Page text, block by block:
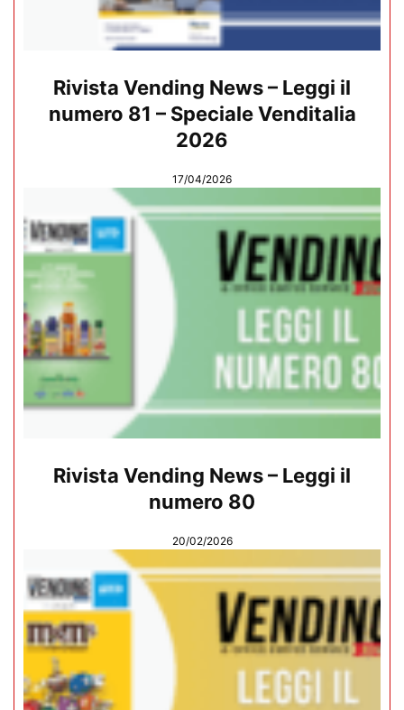
Rivista Vending News – Leggi il
numero 81 – Speciale Venditalia
2026
17/04/2026
Rivista Vending News – Leggi il
numero 80
20/02/2026